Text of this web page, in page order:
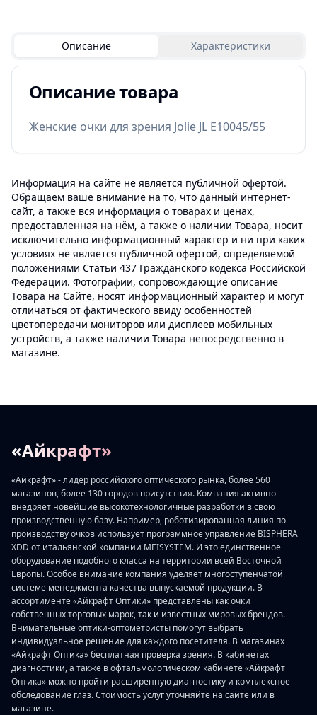
Описание Характеристики
Описание товара
Женские очки для зрения Jolie JL E10045/55
Информация на сайте не является публичной офертой.
Обращаем ваше внимание на то, что данный интернет-
сайт, а также вся информация о товарах и ценах,
предоставленная на нём, а также о наличии Товара, носит
исключительно информационный характер и ни при каких
условиях не является публичной офертой, определяемой
положениями Статьи 437 Гражданского кодекса Российской
Федерации. Фотографии, сопровождающие описание
Товара на Сайте, носят информационный характер и могут
отличаться от фактического ввиду особенностей
цветопередачи мониторов или дисплеев мобильных
устройств, а также наличии Товара непосредственно в
магазине.
«Айкрафт»
«Айкрафт» - лидер российского оптического рынка, более 560
магазинов, более 130 городов присутствия. Компания активно
внедряет новейшие высокотехнологичные разработки в свою
производственную базу. Например, роботизированная линия по
производству очков использует программное управление BISPHERA
XDD от итальянской компании MEISYSTEM. И это единственное
оборудование подобного класса на территории всей Восточной
Европы. Особое внимание компания уделяет многоступенчатой
системе менеджмента качества выпускаемой продукции. В
ассортименте «Айкрафт Оптики» представлены как очки
собственных торговых марок, так и известных мировых брендов.
Внимательные оптики-оптометристы помогут выбрать
индивидуальное решение для каждого посетителя. В магазинах
«Айкрафт Оптика» бесплатная проверка зрения. В кабинетах
диагностики, а также в офтальмологическом кабинете «Айкрафт
Оптика» можно пройти расширенную диагностику и комплексное
обследование глаз. Стоимость услуг уточняйте на сайте или в
магазине.